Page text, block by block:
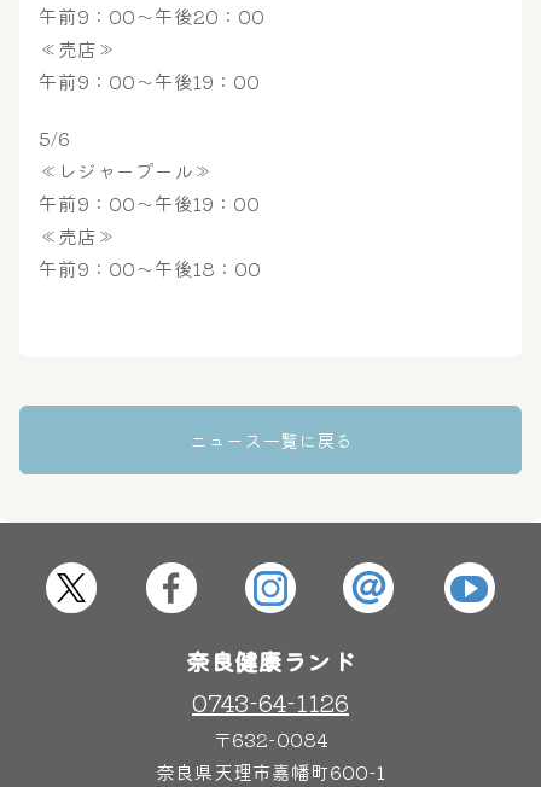
大浴場
その他施設 ご宿泊
午前9：00～午後20：00
≪売店≫
午前9：00～午後19：00
5/6
≪レジャープール≫
午前9：00～午後19：00
≪売店≫
午前9：00～午後18：00
ニュース一覧に戻る
奈良健康ランド
0743-64-1126
〒632-0084
奈良県天理市嘉幡町600-1